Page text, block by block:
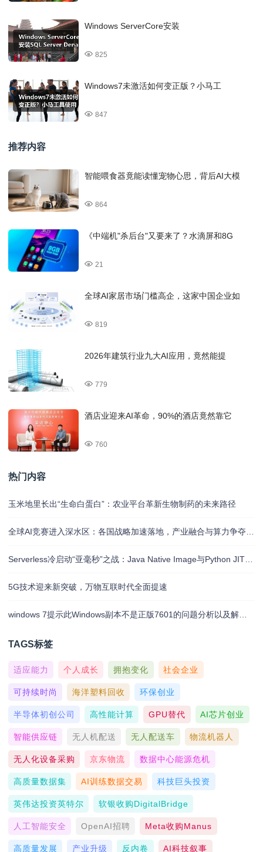
Windows ServerCore安装
825
Windows7未激活如何变正版？小马工
847
推荐内容
智能喂食器竟能读懂宠物心思，背后AI大模
864
《中端机"杀后台"又要来了？水滴屏和8G
21
全球AI家居市场门槛高企，这家中国企业如
819
2026年建筑行业九大AI应用，竟然能提
779
酒店业迎来AI革命，90%的酒店竟然靠它
760
热门内容
玉米地里长出“生命白蛋白”：农业平台革新生物制药的未来路径
5G技术迎来新突破，万物互联时代全面提速
TAGS标签
适应能力 个人成长 拥抱变化 社会企业
可持续时尚 海洋塑料回收 环保创业
半导体初创公司 高性能计算 GPU替代 AI芯片创业
智能供应链 无人机配送 无人配送车 物流机器人
无人化设备采购 京东物流 数据中心能源危机
高质量数据集 AI训练数据交易 科技巨头投资
英伟达投资英特尔 软银收购DigitalBridge
人工智能安全 OpenAI招聘 Meta收购Manus
高质量发展 产业升级 反内卷 AI科技叙事